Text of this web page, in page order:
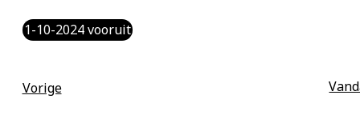
1-10-2024 vooruit
datum.
VorigeEvenementen